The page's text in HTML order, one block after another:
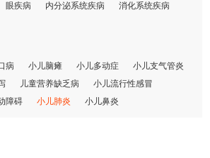
眼疾病 内分泌系统疾病
消化系统疾病
病 小儿脑瘫 小儿多动症
小儿支气管炎
儿童营养缺乏病
小儿流行性感冒
障碍 小儿肺炎 小儿鼻炎